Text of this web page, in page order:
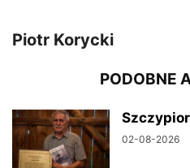
Piotr Korycki
PODOBNE
02-08-2026